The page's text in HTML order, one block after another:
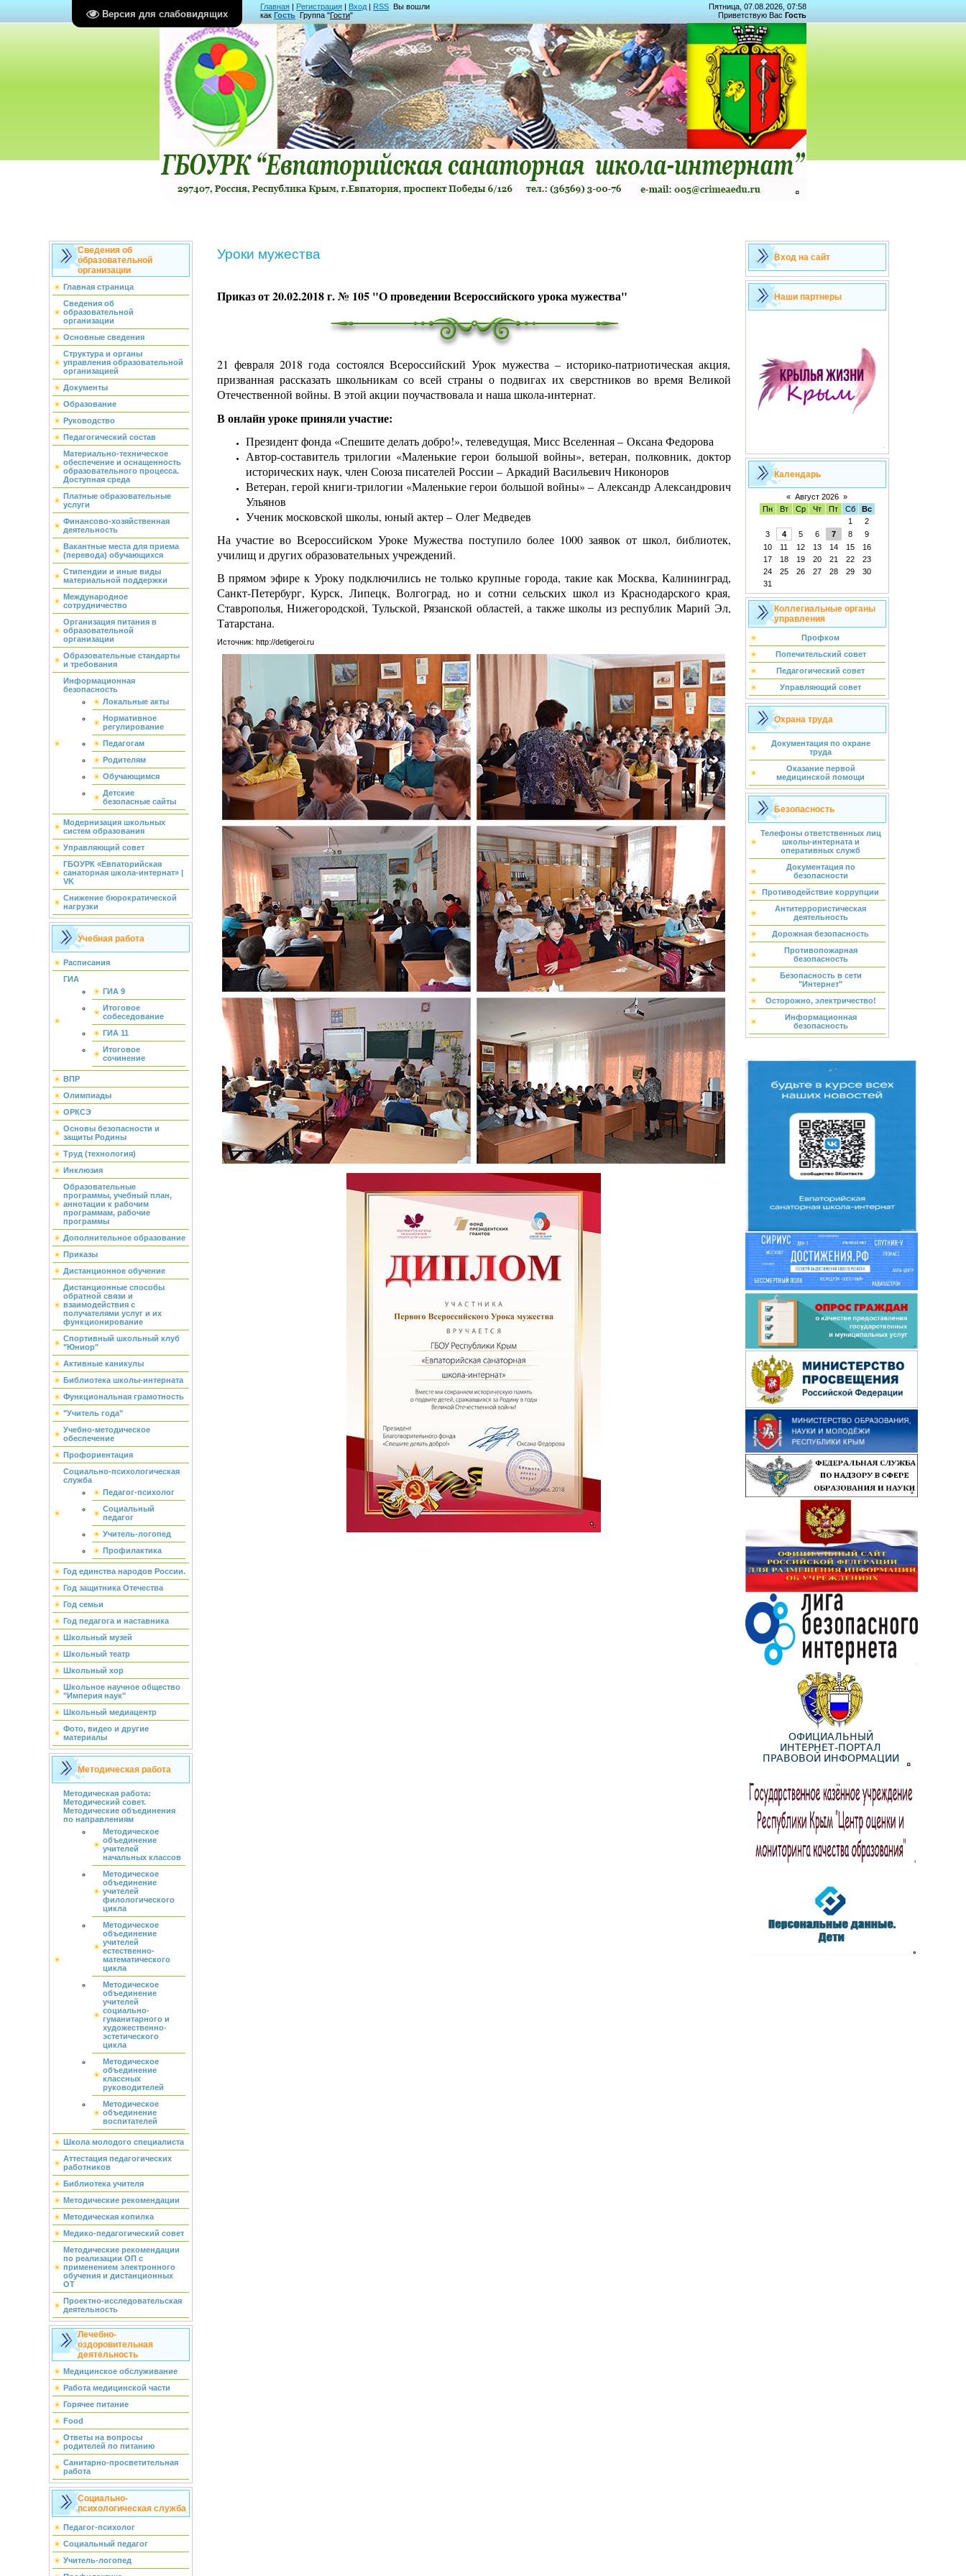
Версия для слабовидящих
Главная | Регистрация | Вход | RSS Вы вошли
как Гость Группа "Гости"
Пятница, 07.08.2026, 07:58
Приветствую Вас Гость
Сведения об
образовательной
организации
Главная страница
Сведения об
образовательной
организации
Основные сведения
Структура и органы
управления образовательной
организацией
Документы
Образование
Руководство
Педагогический состав
Материально-техническое
обеспечение и оснащенность
образовательного процесса.
Доступная среда
Платные образовательные
услуги
Финансово-хозяйственная
деятельность
Вакантные места для приема
(перевода) обучающихся
Стипендии и иные виды
материальной поддержки
Международное
сотрудничество
Организация питания в
образовательной
организации
Образовательные стандарты
и требования
Информационная
безопасность
Локальные акты
Нормативное
регулирование
Педагогам
Родителям
Обучающимся
Детские
безопасные сайты
Модернизация школьных
систем образования
Управляющий совет
ГБОУРК «Евпаторийская
санаторная школа-интернат» |
VK
Снижение бюрократической
нагрузки
Учебная работа
Расписания
ГИА
ГИА 9
Итоговое
собеседование
ГИА 11
Итоговое
сочинение
ВПР
Олимпиады
ОРКСЭ
Основы безопасности и
защиты Родины
Труд (технология)
Инклюзия
Образовательные
программы, учебный план,
аннотации к рабочим
программам, рабочие
программы
Дополнительное образование
Приказы
Дистанционное обучение
Дистанционные способы
обратной связи и
взаимодействия с
получателями услуг и их
функционирование
Спортивный школьный клуб
"Юниор"
Активные каникулы
Библиотека школы-интерната
Функциональная грамотность
"Учитель года"
Учебно-методическое
обеспечение
Профориентация
Социально-психологическая
служба
Педагог-психолог
Социальный
педагог
Учитель-логопед
Профилактика
Год единства народов России.
Год защитника Отечества
Год семьи
Год педагога и наставника
Школьный музей
Школьный театр
Школьный хор
Школьное научное общество
"Империя наук"
Школьный медиацентр
Фото, видео и другие
материалы
Методическая работа
Методическая работа:
Методический совет.
Методические объединения
по направлениям
Методическое
объединение
учителей
начальных классов
Методическое
объединение
учителей
филологического
цикла
Методическое
объединение
учителей
естественно-
математического
цикла
Методическое
объединение
учителей
социально-
гуманитарного и
художественно-
эстетического
цикла
Методическое
объединение
классных
руководителей
Методическое
объединение
воспитателей
Школа молодого специалиста
Аттестация педагогических
работников
Библиотека учителя
Методические рекомендации
Методическая копилка
Медико-педагогический совет
Методические рекомендации
по реализации ОП с
применением электронного
обучения и дистанционных
ОТ
Проектно-исследовательская
деятельность
Лечебно-
оздоровительная
деятельность
Медицинское обслуживание
Работа медицинской части
Горячее питание
Food
Ответы на вопросы
родителей по питанию
Санитарно-просветительная
работа
Социально-
психологическая служба
Педагог-психолог
Социальный педагог
Учитель-логопед
Уроки мужества
Приказ от 20.02.2018 г. № 105 "О проведении Всероссийского урока мужества"
21 февраля 2018 года состоялся Всероссийский Урок мужества – историко-патриотическая акция,
призванная рассказать школьникам со всей страны о подвигах их сверстников во время Великой
Отечественной войны. В этой акции поучаствовала и наша школа-интернат.
В онлайн уроке приняли участие:
Президент фонда «Спешите делать добро!», телеведущая, Мисс Вселенная – Оксана Федорова
Автор-составитель трилогии «Маленькие герои большой войны», ветеран, полковник, доктор
исторических наук, член Союза писателей России – Аркадий Васильевич Никоноров
Ветеран, герой книги-трилогии «Маленькие герои большой войны» – Александр Александрович
Ульянов
Ученик московской школы, юный актер – Олег Медведев
На участие во Всероссийском Уроке Мужества поступило более 1000 заявок от школ, библиотек,
училищ и других образовательных учреждений.
В прямом эфире к Уроку подключились не только крупные города, такие как Москва, Калининград,
Санкт-Петербург, Курск, Липецк, Волгоград, но и сотни сельских школ из Краснодарского края,
Ставрополья, Нижегородской, Тульской, Рязанской областей, а также школы из республик Марий Эл,
Татарстана.
Источник: http://detigeroi.ru
Вход на сайт
Наши партнеры
Календарь
« Август 2026 »
Пн
Вт Ср Чт Пт Сб
Вс
1
2
3
4 5 6 7 8
9
10
11 12 13 14 15
16
17
18 19 20 21 22
23
24
25 26 27 28 29
30
31
Коллегиальные органы
управления
Профком
Попечительский совет
Педагогический совет
Управляющий совет
Охрана труда
Документация по охране
труда
Оказание первой
медицинской помощи
Безопасность
Телефоны ответственных лиц
школы-интерната и
оперативных служб
Документация по
безопасности
Противодействие коррупции
Антитеррористическая
деятельность
Дорожная безопасность
Противопожарная
безопасность
Безопасность в сети
"Интернет"
Осторожно, электричество!
Информационная
безопасность